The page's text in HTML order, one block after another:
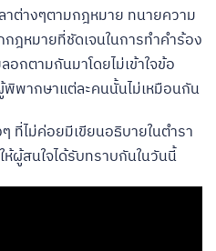
าต่างๆตามกฎหมาย ทนายความ
ฎหมายที่ชัดเจนในการทำคำร้อง
กตามกันมาโดยไม่เข้าใจข้อ
พากษาแต่ละคนนั้นไม่เหมือนกัน
ที่ไม่ค่อยมีเขียนอธิบายในตำรา
ผู้สนใจได้รับทราบกันในวันนี้